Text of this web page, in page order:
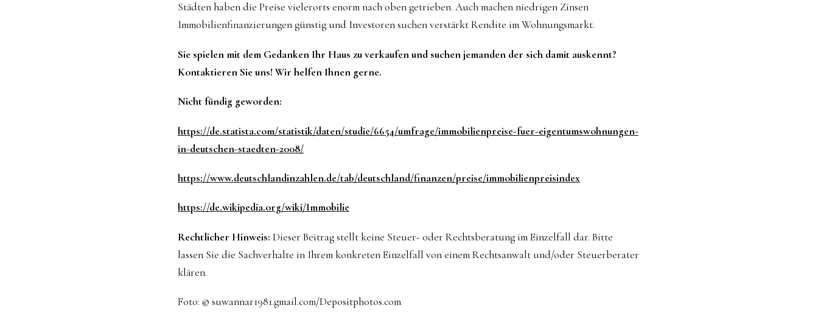
Städten haben die Preise vielerorts enorm nach oben getrieben. Auch machen niedrigen Zinsen
Immobilienfinanzierungen günstig und Investoren suchen verstärkt Rendite im Wohnungsmarkt.
Sie spielen mit dem Gedanken Ihr Haus zu verkaufen und suchen jemanden der sich damit auskennt?
Kontaktieren Sie uns! Wir helfen Ihnen gerne.
Nicht fündig geworden:
https://de.statista.com/statistik/daten/studie/6654/umfrage/immobilienpreise-fuer-eigentumswohnungen-
in-deutschen-staedten-2008/
https://www.deutschlandinzahlen.de/tab/deutschland/finanzen/preise/immobilienpreisindex
https://de.wikipedia.org/wiki/Immobilie
Rechtlicher Hinweis: Dieser Beitrag stellt keine Steuer- oder Rechtsberatung im Einzelfall dar. Bitte
lassen Sie die Sachverhalte in Ihrem konkreten Einzelfall von einem Rechtsanwalt und/oder Steuerberater
klären.
Foto: © suwannar1981.gmail.com/Depositphotos.com